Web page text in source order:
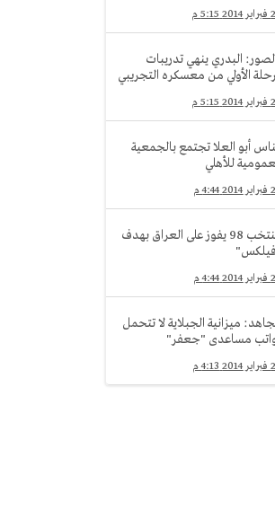
م
البدري ينهي تدريبات
الأولي من معسكره التجريبي
م
أبو العلا تجتمع بالجمعية
للأهلي
م
منتخب 98 يفوز على العراق بهدف
م
ميزانية الجبلاية لا تتحمل
مساعدى "جعفر"
م